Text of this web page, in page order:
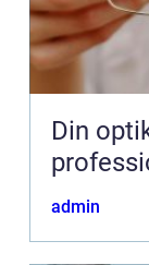
Din
admin